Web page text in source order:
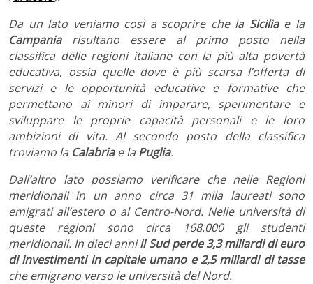
Da un lato veniamo così a scoprire che la Siciliae la
Campaniarisultano essere al primo posto nella
classifica delle regioni italiane con la più alta povertà
educativa, ossia quelle dove è più scarsa l’offerta di
servizi e le opportunità educative e formative che
permettano ai minori di imparare, sperimentare e
sviluppare le proprie capacità personali e le loro
ambizioni di vita. Al secondo posto della classifica
troviamo la Calabriae la Puglia.
Dall’altro lato possiamo verificare che nelle Regioni
meridionali in un anno circa 31 mila laureati sono
emigrati all’estero o al Centro-Nord. Nelle università di
queste regioni sono circa 168.000 gli studenti
meridionali. In dieci anniil Sud perde 3,3 miliardi di euro
di investimenti in capitale umano e 2,5 miliardi di tasse
che emigrano verso le università del Nord.